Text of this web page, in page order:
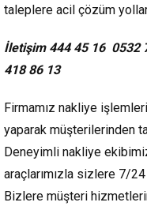
taleplere acil çözüm
İletişim 444 45 16 0532
418 86 13
Firmamız nakliye
yaparak müşterilerinden
Deneyimli nakliye
araçlarımızla sizlere 7/
Bizlere müşteri